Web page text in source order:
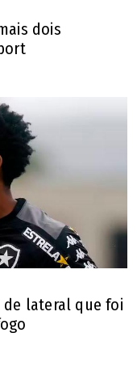
dois
de lateral que foi